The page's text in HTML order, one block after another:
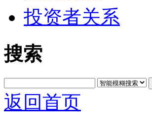
投资者关系
搜索
返回首页